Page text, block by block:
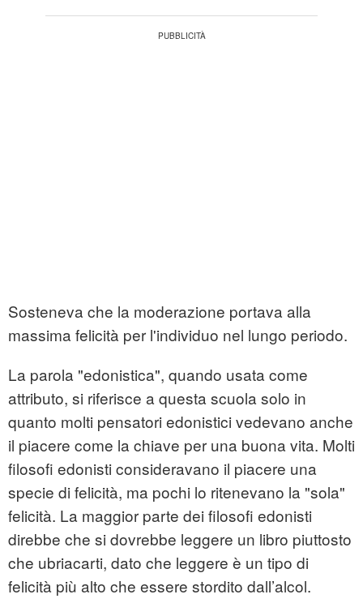
Sosteneva che la moderazione portava alla
massima felicità per l'individuo nel lungo periodo.
La parola "edonistica", quando usata come
attributo, si riferisce a questa scuola solo in
quanto molti pensatori edonistici vedevano anche
il piacere come la chiave per una buona vita. Molti
filosofi edonisti consideravano il piacere una
specie di felicità, ma pochi lo ritenevano la "sola"
felicità. La maggior parte dei filosofi edonisti
direbbe che si dovrebbe leggere un libro piuttosto
che ubriacarti, dato che leggere è un tipo di
felicità più alto che essere stordito dall’alcol.